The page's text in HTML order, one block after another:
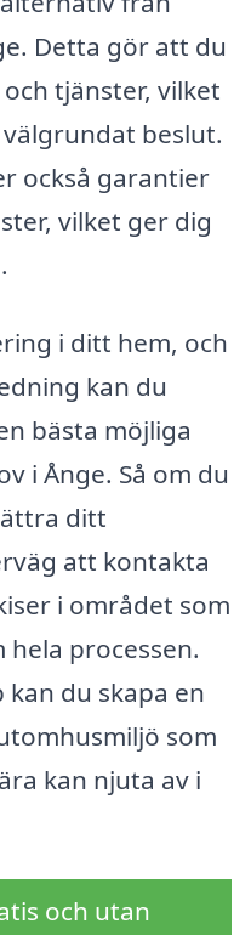
Detta gör att du
tjänster, vilket
beslut.
också garantier
vilket ger dig
i ditt hem, och
kan du
bästa möjliga
i Ånge. Så om du
ditt
att kontakta
i området som
processen.
du skapa en
som
kan njuta av i
och utan